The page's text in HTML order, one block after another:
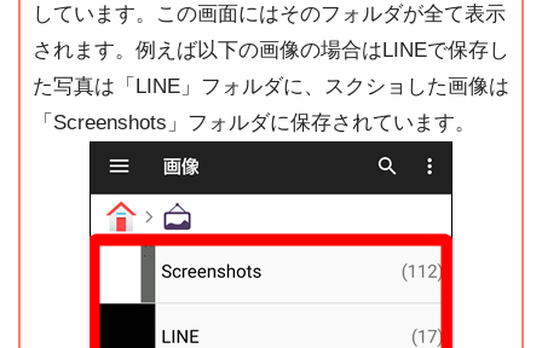
しています。この画面にはそのフォルダが全て表示
されます。例えば以下の画像の場合はLINEで保存し
た写真は「LINE」フォルダに、スクショした画像は
「Screenshots」フォルダに保存されています。